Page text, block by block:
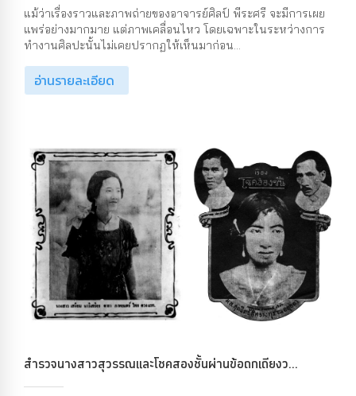
แม้ว่าเรื่องราวและภาพถ่ายของอาจารย์ศิลป์ พีระศรี จะมีการเผย
แพร่อย่างมากมาย แต่ภาพเคลื่อนไหว โดยเฉพาะในระหว่างการ
ทำงานศิลปะนั้นไม่เคยปรากฏให้เห็นมาก่อน...
อ่านรายละเอียด
สำรวจนางสาวสุวรรณและโชคสองชั้นผ่านข้อถกเถียงว...